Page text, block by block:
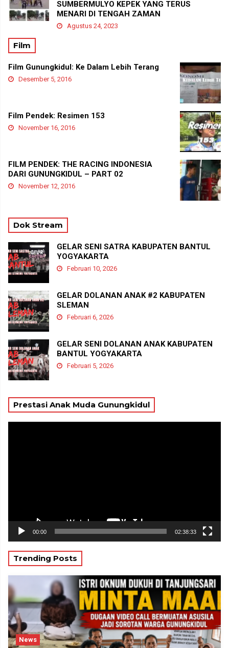
SUMBERMULYO KEPEK YANG TERUS
MENARI DI TENGAH ZAMAN
Agustus 24, 2023
Film
Film Gunungkidul: Ke Dalam Lebih Terang
Desember 5, 2016
Film Pendek: Resimen 153
November 16, 2016
FILM PENDEK: THE RACING INDONESIA
DARI GUNUNGKIDUL – PART 02
November 12, 2016
Dok Stream
GELAR SENI SATRA KABUPATEN BANTUL
YOGYAKARTA
Februari 10, 2026
GELAR DOLANAN ANAK #2 KABUPATEN
SLEMAN
Februari 6, 2026
GELAR SENI DOLANAN ANAK KABUPATEN
BANTUL YOGYAKARTA
Februari 5, 2026
Prestasi Anak Muda Gunungkidul
00:00 02:38:33
Trending Posts
News